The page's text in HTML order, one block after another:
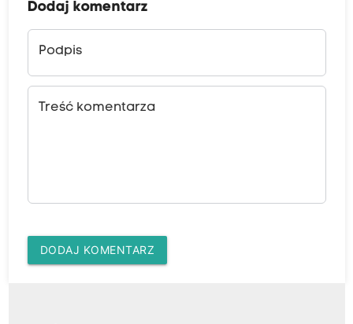
Dodaj komentarz
Podpis
Treść komentarza
DODAJ KOMENTARZ